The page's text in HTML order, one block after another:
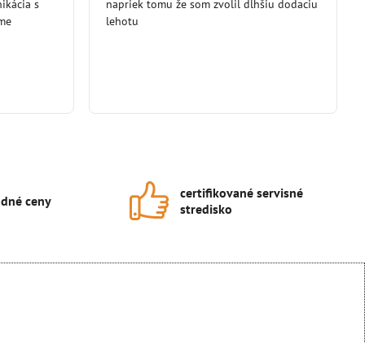
s
napriek tomu že som zvolil dlhšiu dodaciu
lehotu
ceny
certifikované servisné
stredisko